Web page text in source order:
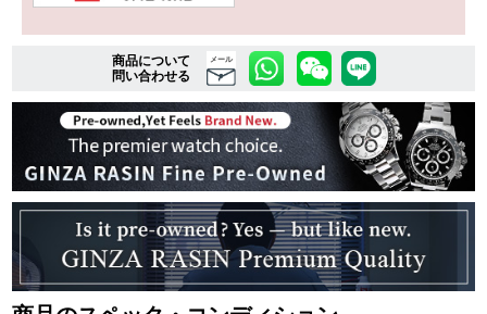
WEB限定品
複数条件で商品を絞り込む
詳細検索はこちら
ご利用ガイド
GINZA RASINのプレミアムクオリティについて
商品について
問い合わせる
メール